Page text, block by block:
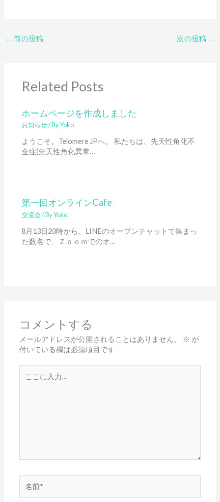
← 前の投稿 次の投稿 →
Related Posts
ホームページを作成しました
お知らせ/ ByYoko
ようこそ。Telomere JPへ。 私たちは、先天性角化不
全症(先天性角化異常…
第一回オンラインCafe
交流会/ ByYoko
8月13日20時から、LINEのオープンチャットで集まっ
た数名で、Ｚｏｏｍでのオ…
コメントする
メールアドレスが公開されることはありません。 ※ が
付いている欄は必須項目です
こ
前